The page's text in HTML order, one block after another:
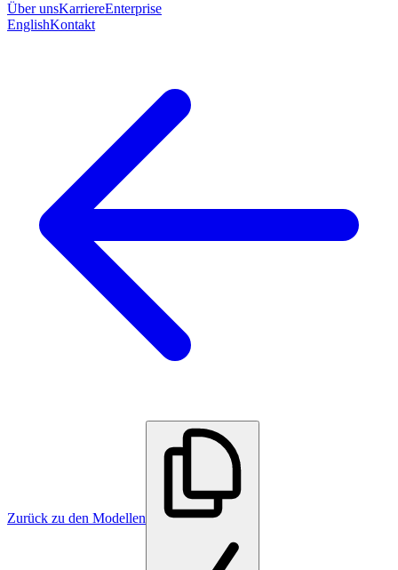
Über unsKarriereEnterprise
EnglishKontakt
Zurück zu den Modellen